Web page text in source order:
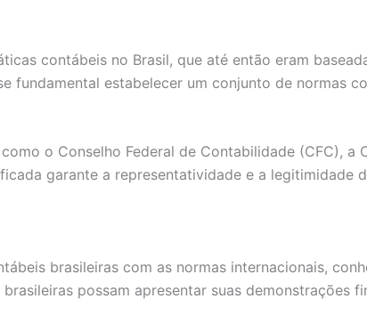
contábeis no Brasil, que até então eram
fundamental estabelecer um conjunto de normas
o Conselho Federal de Contabilidade (CFC), a
garante a representatividade e a legitimidade
brasileiras com as normas internacionais,
possam apresentar suas demonstrações